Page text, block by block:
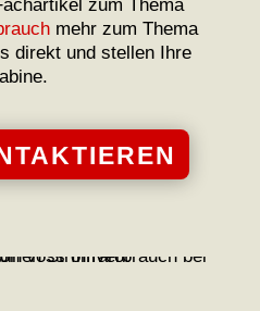
zum Thema
mehr zum Thema
direkt und stellen Ihre